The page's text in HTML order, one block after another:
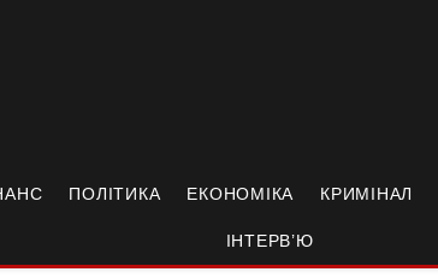
ПОЛІТИКА ЕКОНОМІКА КРИМІНАЛ
ІНТЕРВ’Ю